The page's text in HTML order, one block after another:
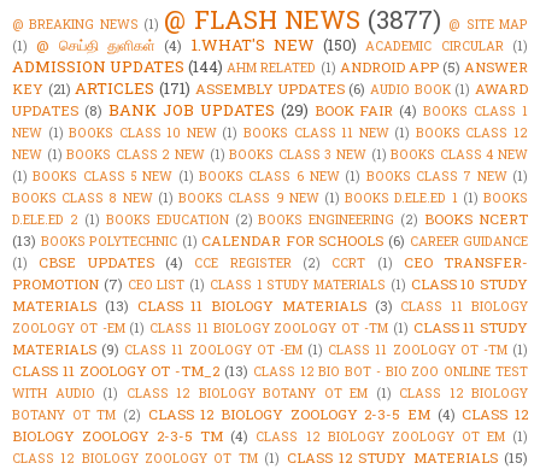
@ BREAKING NEWS (1) @ FLASH NEWS (3877) @ SITE MAP
(1) @ செய்தி துளிகள் (4) 1.WHAT'S NEW (150) ACADEMIC CIRCULAR (1)
ADMISSION UPDATES (144) AHM RELATED (1) ANDROID APP (5) ANSWER
KEY (21) ARTICLES (171) ASSEMBLY UPDATES (6) AUDIO BOOK (1) AWARD
UPDATES (8) BANK JOB UPDATES (29) BOOK FAIR (4) BOOKS CLASS 1
NEW (1) BOOKS CLASS 10 NEW (1) BOOKS CLASS 11 NEW (1) BOOKS CLASS 12
NEW (1) BOOKS CLASS 2 NEW (1) BOOKS CLASS 3 NEW (1) BOOKS CLASS 4 NEW
(1) BOOKS CLASS 5 NEW (1) BOOKS CLASS 6 NEW (1) BOOKS CLASS 7 NEW (1)
BOOKS CLASS 8 NEW (1) BOOKS CLASS 9 NEW (1) BOOKS D.ELE.ED 1 (1) BOOKS
D.ELE.ED 2 (1) BOOKS EDUCATION (2) BOOKS ENGINEERING (2) BOOKS NCERT
(13) BOOKS POLYTECHNIC (1) CALENDAR FOR SCHOOLS (6) CAREER GUIDANCE
(1)
CBSE UPDATES (4) CCE REGISTER (2) CCRT (1)
CEO TRANSFER-
PROMOTION (7) CEO LIST (1) CLASS 1 STUDY MATERIALS (1) CLASS 10 STUDY
MATERIALS (13) CLASS 11 BIOLOGY MATERIALS (3) CLASS 11 BIOLOGY
ZOOLOGY OT -EM (1) CLASS 11 BIOLOGY ZOOLOGY OT -TM (1) CLASS 11 STUDY
MATERIALS (9) CLASS 11 ZOOLOGY OT -EM (1) CLASS 11 ZOOLOGY OT -TM (1)
CLASS 11 ZOOLOGY OT -TM_2 (13) CLASS 12 BIO BOT - BIO ZOO ONLINE TEST
WITH AUDIO (1) CLASS 12 BIOLOGY BOTANY OT EM (1) CLASS 12 BIOLOGY
BOTANY OT TM (2) CLASS 12 BIOLOGY ZOOLOGY 2-3-5 EM (4) CLASS 12
BIOLOGY ZOOLOGY 2-3-5 TM (4) CLASS 12 BIOLOGY ZOOLOGY OT EM (1)
CLASS 12 BIOLOGY ZOOLOGY OT TM (1) CLASS 12 STUDY MATERIALS (15)